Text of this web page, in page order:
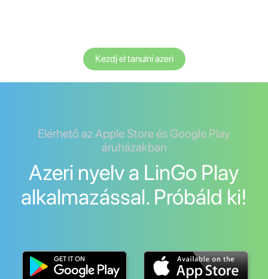
Kezdj el tanulni azeri
Elérhető az Apple Store és Google Play
áruházakban
Azeri nyelv a LinGo Play
alkalmazással. Próbáld ki!